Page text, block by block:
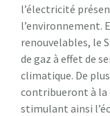
l’électricité
l’environnement.
renouvelables, le
de gaz à effet de
climatique. De
contribueront à la
stimulant ainsi